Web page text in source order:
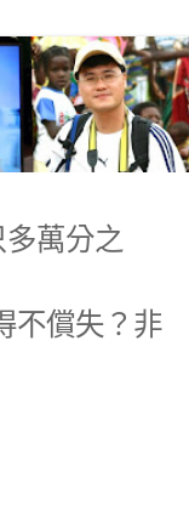
萬分之
不償失？非